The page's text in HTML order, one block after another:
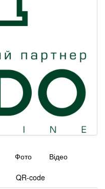
Фото Відео
QR-code